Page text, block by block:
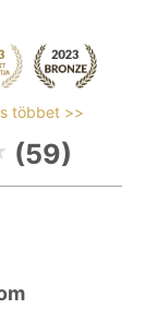
többet >>
(59)